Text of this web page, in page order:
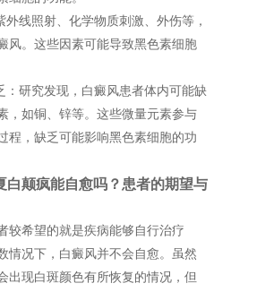
外线照射、化学物质刺激、外伤等，
风。这些因素可能导致黑色素细胞
：研究发现，白癜风患者体内可能缺
，如铜、锌等。这些微量元素参与
程，缺乏可能影响黑色素细胞的功
白颠疯能自愈吗？患者的期望与
较希望的就是疾病能够自行治疗
情况下，白癜风并不会自愈。虽然
出现白斑颜色有所恢复的情况，但